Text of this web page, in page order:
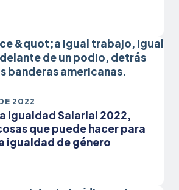
2022
Igualdad Salarial 2022,
que puede hacer para
igualdad de género